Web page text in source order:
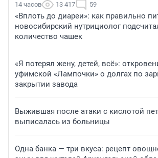
14 часов 13 417 59
«Вплоть до диареи»: как правильно
новосибирский нутрициолог
количество чашек
«Я потерял жену, детей, всё»:
уфимской «Лампочки» о долгах по
закрытии завода
Выжившая после атаки с кислотой
выписалась из больницы
Одна банка — три вкуса: рецепт